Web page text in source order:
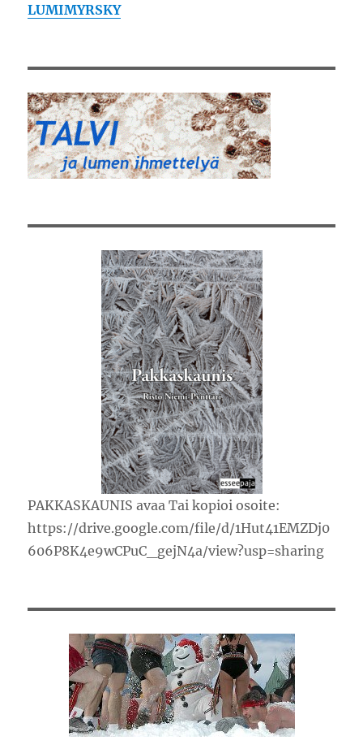
LUMIMYRSKY
PAKKASKAUNIS avaa Tai kopioi osoite:
https://drive.google.com/file/d/1Hut41EMZDj0
606P8K4e9wCPuC_gejN4a/view?usp=sharing